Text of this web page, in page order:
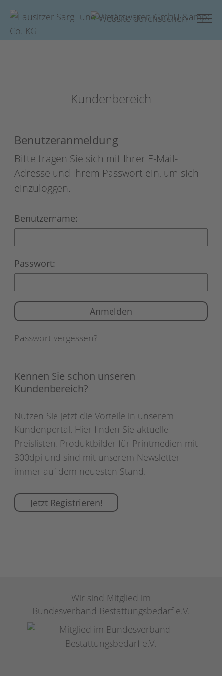
Kundenbereich
Benutzeranmeldung
Bitte tragen Sie sich mit Ihrer E-Mail-
Adresse und Ihrem Passwort ein, um sich
einzuloggen.
Benutzername:
Passwort:
Passwort vergessen?
Kennen Sie schon unseren
Kundenbereich?
Nutzen Sie jetzt die Vorteile in unserem
Kundenportal. Hier finden Sie aktuelle
Preislisten, Produktbilder für Printmedien mit
300dpi und sind mit unserem Newsletter
immer auf dem neuesten Stand.
Jetzt Registrieren!
Wir sind Mitglied im
Bundesverband Bestattungsbedarf e.V.